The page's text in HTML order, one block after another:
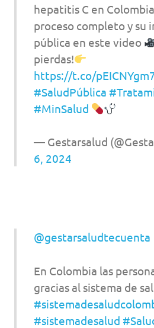
hepatitis C en
proceso completo y su
pública en este video
pierdas!
https://t.co/
#SaludPública
#MinSalud
— Gestarsalud
6, 2024
@gestarsaludtecuenta
En Colombia las
gracias al sistema de
#sistemadesalud